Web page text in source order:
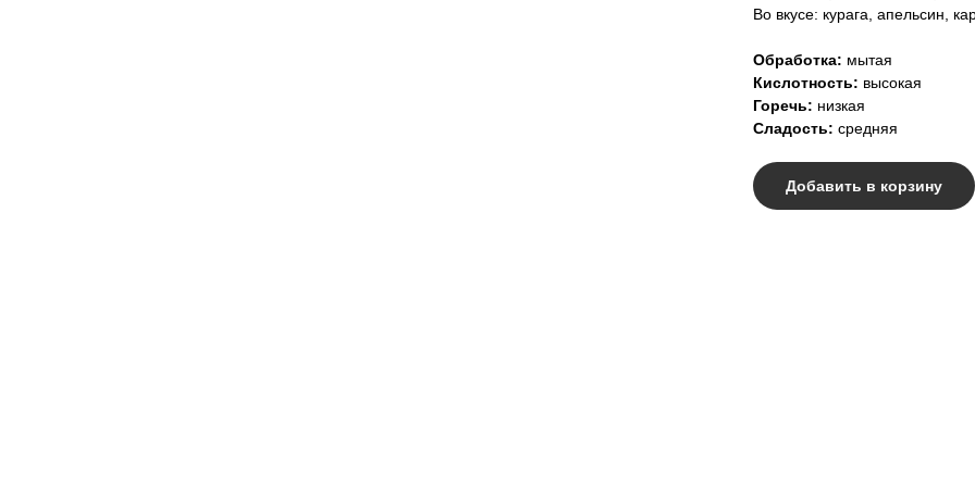
Во вкусе: курага, апельсин,
Обработка: мытая
Кислотность: высокая
Горечь: низкая
Сладость: средняя
Добавить в корзину